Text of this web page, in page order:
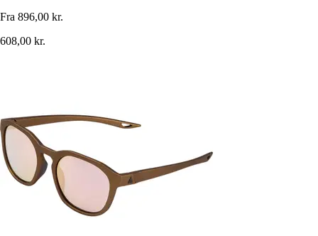
Fra 896,00 kr.
608,00 kr.